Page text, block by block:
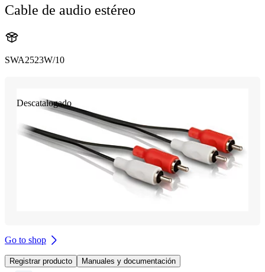
Cable de audio estéreo
SWA2523W/10
Descatalogado
Go to shop
Registrar producto Manuales y documentación